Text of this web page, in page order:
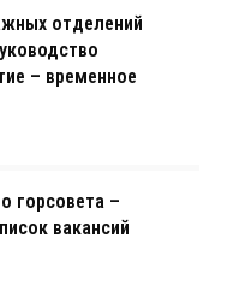
отделений
– временное
горсовета –
вакансий